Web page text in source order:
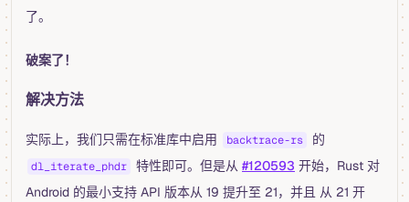
了。
破案了！
解决方法
实际上，我们只需在标准库中启用 backtrace-rs 的
dl_iterate_phdr 特性即可。但是从 #120593 开始，Rust 对
Android 的最小支持 API 版本从 19 提升至 21，并且 从 21 开